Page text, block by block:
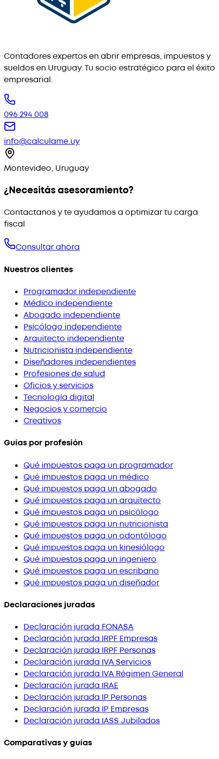
Contadores expertos en abrir empresas, impuestos y
sueldos en Uruguay. Tu socio estratégico para el éxito
empresarial.
096 294 008
info@calculame.uy
Montevideo, Uruguay
¿Necesitás asesoramiento?
Contactanos y te ayudamos a optimizar tu carga
fiscal
Consultar ahora
Nuestros clientes
Programador independiente
Médico independiente
Abogado independiente
Psicólogo independiente
Arquitecto independiente
Nutricionista independiente
Diseñadores independientes
Profesiones de salud
Oficios y servicios
Tecnología digital
Negocios y comercio
Creativos
Guías por profesión
Qué impuestos paga un programador
Qué impuestos paga un médico
Qué impuestos paga un abogado
Qué impuestos paga un arquitecto
Qué impuestos paga un psicólogo
Qué impuestos paga un nutricionista
Qué impuestos paga un odontólogo
Qué impuestos paga un kinesiólogo
Qué impuestos paga un ingeniero
Qué impuestos paga un escribano
Qué impuestos paga un diseñador
Declaraciones juradas
Declaración jurada FONASA
Declaración jurada IRPF Empresas
Declaración jurada IRPF Personas
Declaración jurada IVA Servicios
Declaración jurada IVA Régimen General
Declaración jurada IRAE
Declaración jurada IP Personas
Declaración jurada IP Empresas
Declaración jurada IASS Jubilados
Comparativas y guías